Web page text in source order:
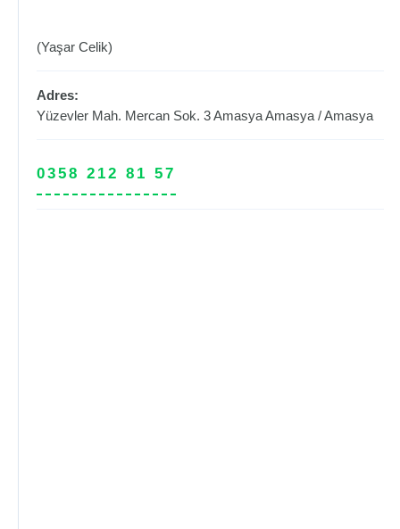
(Yaşar Celik)
Adres:
Yüzevler Mah. Mercan Sok. 3 AmasyaAmasya /Amasya
0358 212 81 57